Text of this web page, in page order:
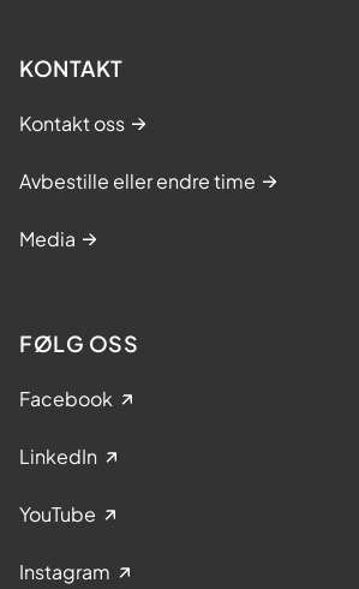
KONTAKT
Kontakt oss
Avbestille eller endre time
Media
FØLG OSS
Facebook
LinkedIn
YouTube
Instagram